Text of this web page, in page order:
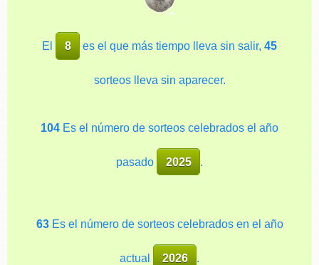
El 8 es el que más tiempo lleva sin salir, 45
sorteos lleva sin aparecer.
104 Es el número de sorteos celebrados el año
pasado 2025
63Es el número de sorteos celebrados en el año
actual 2026 .